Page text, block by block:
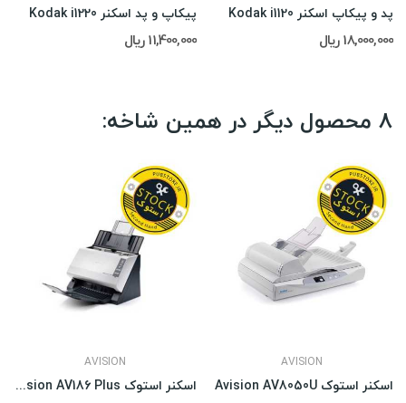
پیکاپ و پد اسکنر Kodak i1220
11,400,000 ریال
پد و پیکاپ اسکنر Kodak i1120
18,000,000 ریال
8 محصول دیگر در همین شاخه:
AVISION
اسکنر استوک Avision AV186 Plus
AVISION
اسکنر استوک Avision AV8050U